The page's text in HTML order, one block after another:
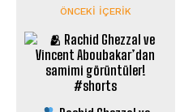
ÖNCEKI İÇERIK